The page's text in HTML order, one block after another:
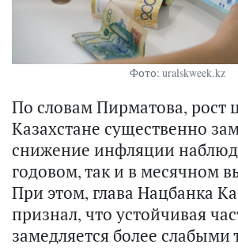
Фото: uralskweek.kz
По словам Пирматова, рост
Казахстане существенно
снижение инфляции
годовом, так и в месячном
При этом, глава Нацбанка
признал, что устойчивая
замедляется более